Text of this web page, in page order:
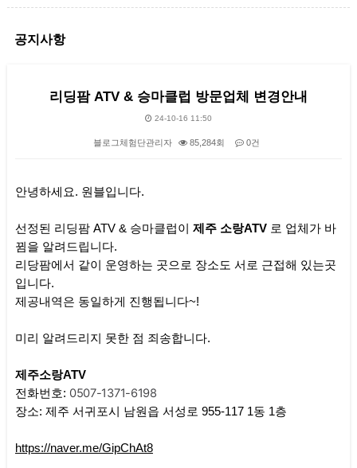
공지사항
리딩팜 ATV & 승마클럽 방문업체 변경안내
24-10-16 11:50
블로그체험단관리자 85,284회 0건
안녕하세요. 원블입니다.
선정된 리딩팜 ATV & 승마클럽이 제주 소랑ATV 로 업체가 바
뀜을 알려드립니다.
리당팜에서 같이 운영하는 곳으로 장소도 서로 근접해 있는곳
입니다.
제공내역은 동일하게 진행됩니다~!
미리 알려드리지 못한 점 죄송합니다.
제주소랑ATV
전화번호: 0507-1371-6198
장소: 제주 서귀포시 남원읍 서성로 955-117 1동 1층
https://naver.me/GipChAt8